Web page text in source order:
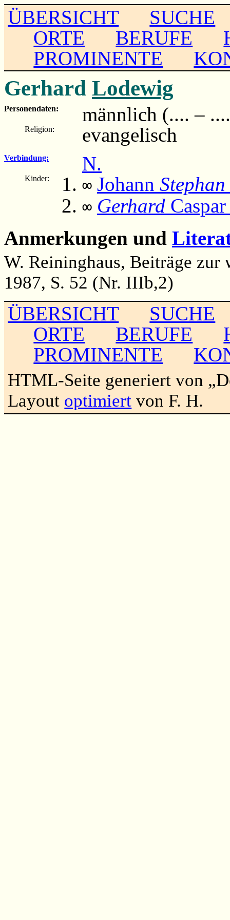
ÜBERSICHT
SUCHE
ORTE
BERUFE
PROMINENTE
Gerhard Lodewig
Personendaten: männlich (.... –
Religion: evangelisch
Verbindung: N.
Kinder: ∞ Johann Stephan
∞ Gerhard
Anmerkungen und
W. Reininghaus, Beiträge
1987, S. 52 (Nr. IIIb,2)
ÜBERSICHT
SUCHE
ORTE
BERUFE
PROMINENTE
HTML-Seite generiert von
Layout optimiert von F. H.